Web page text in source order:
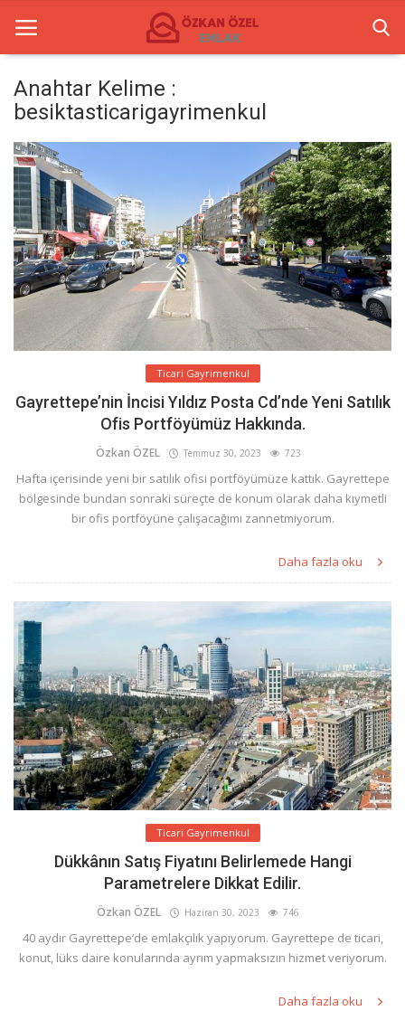
İletişim
Ticari Merkezler
Ticari Gayrimenkul
Türkçe
Anahtar Kelime :
besiktasticarigayrimenkul
Ticari Gayrimenkul
Gayrettepe’nin İncisi Yıldız Posta Cd’nde Yeni Satılık
Ofis Portföyümüz Hakkında.
Özkan ÖZEL Temmuz 30, 2023 723
Hafta içerisinde yeni bir satılık ofisi portföyümüze kattık. Gayrettepe
bölgesinde bundan sonraki süreçte de konum olarak daha kıymetli
bir ofis portföyüne çalışacağımı zannetmiyorum.
Daha fazla oku
Ticari Gayrimenkul
Dükkânın Satış Fiyatını Belirlemede Hangi
Parametrelere Dikkat Edilir.
Özkan ÖZEL Haziran 30, 2023 746
40 aydır Gayrettepe’de emlakçılık yapıyorum. Gayrettepe de ticari,
konut, lüks daire konularında ayrım yapmaksızın hizmet veriyorum.
Daha fazla oku